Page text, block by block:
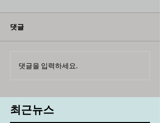
댓글
댓글을 입력하세요.
최근뉴스